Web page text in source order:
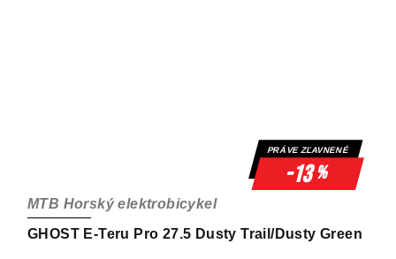
PRÁVE ZĽAVNENÉ
-13%
GHOST E-Teru Pro 27.5 Dusty Trail/Dusty Green
MTB Horský elektrobicykel